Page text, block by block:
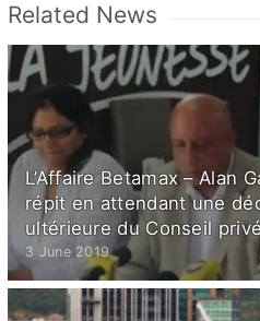
Related News
L’Affaire Betamax – Alan
répit en attendant une
ultérieure du Conseil
3 June 2019